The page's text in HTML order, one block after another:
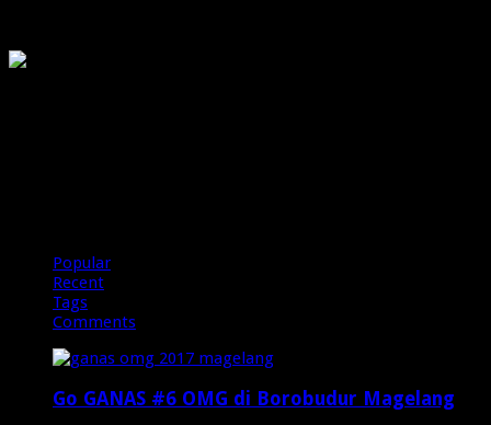
Popular
Recent
Tags
Comments
Go GANAS #6 OMG di Borobudur Magelang